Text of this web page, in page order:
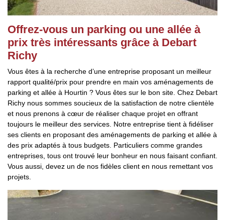
Offrez-vous un parking ou une allée à
prix très intéressants grâce à Debart
Richy
Vous êtes à la recherche d’une entreprise proposant un meilleur
rapport qualité/prix pour prendre en main vos aménagements de
parking et allée à Hourtin ? Vous êtes sur le bon site. Chez Debart
Richy nous sommes soucieux de la satisfaction de notre clientèle
et nous prenons à cœur de réaliser chaque projet en offrant
toujours le meilleur des services. Notre entreprise tient à fidéliser
ses clients en proposant des aménagements de parking et allée à
des prix adaptés à tous budgets. Particuliers comme grandes
entreprises, tous ont trouvé leur bonheur en nous faisant confiant.
Vous aussi, devez un de nos fidèles client en nous remettant vos
projets.